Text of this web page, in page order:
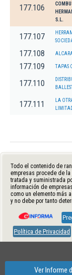
177.106
S.L.
177.107
177.108
177.109 TAPAS
177.110
177.111
LA
Todo el contenido de
empresas procede de la
tratada y suministrada
información de
como un elemento más
y no debe por tanto
Política de Privacidad
Ver Informe